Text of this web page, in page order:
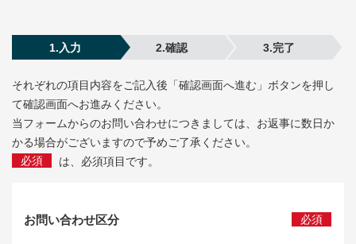
1.入力 2.確認 3.完了
それぞれの項目内容をご記入後「確認画面へ進む」ボタンを押し
て確認画面へお進みください。
当フォームからのお問い合わせにつきましては、お返事に数日か
かる場合がございますので予めご了承ください。
必須
は、必須項目です。
お問い合わせ区分 必須